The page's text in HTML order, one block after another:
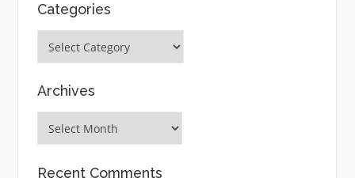
Categories
Archives
Recent Comments